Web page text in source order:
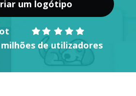
um logótipo
milhões de utilizadores